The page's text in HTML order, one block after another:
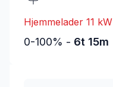
Hjemmelader 11 kW
0-100% - 6t 15m